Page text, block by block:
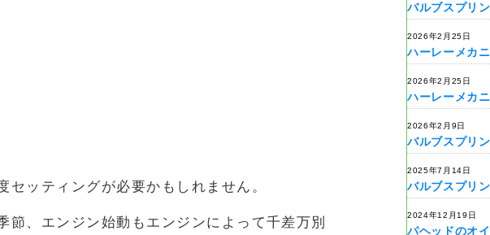
セッティングが必要かもしれません。
節、エンジン始動もエンジンによって千差万別
バルブスプリ
2026年2月25日
ハーレーメカ
2026年2月25日
ハーレーメカ
2026年2月9日
バルブスプリ
2025年7月14日
バルブスプリ
2024年12月19日
パヘッドのオ